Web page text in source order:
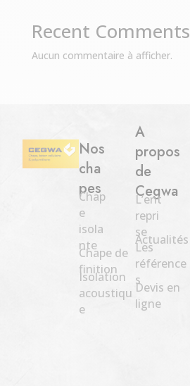
Recent Comments
Aucun commentaire à afficher.
Nos
cha
pes
Chap
e
isola
nte
Chape de
finition
Isolation
acoustiqu
e
A
propos
de
Cegwa
L’ent
repri
se
Actualités
Les
référence
s
Devis en
ligne